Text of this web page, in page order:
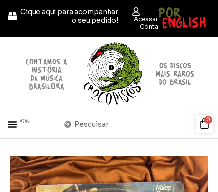
para
conteúdo
Cique aqui para acompanhar
o seu pedido!
Acessar
Conta
POR
ENGLISH
contamos a
história
da música
brasileira
OS discos
mais raros
do brasil
Menu
Pesquisar
0